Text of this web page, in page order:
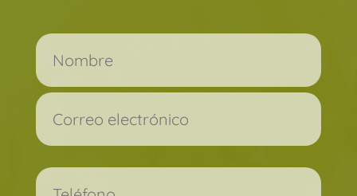
Por favor, deja este campo vacío.